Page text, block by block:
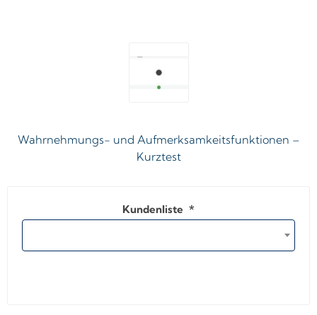
Wahrnehmungs- und Aufmerksamkeitsfunktionen –
Kurztest
Kundenliste *